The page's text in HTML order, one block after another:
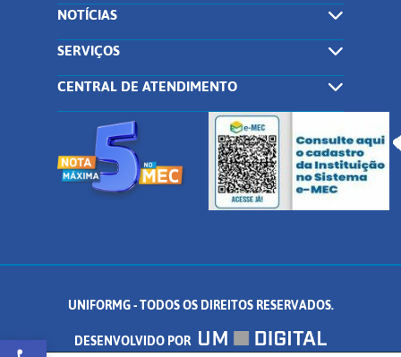
NOTÍCIAS
SERVIÇOS
CENTRAL DE ATENDIMENTO
UNIFORMG - TODOS OS DIREITOS RESERVADOS.
DESENVOLVIDO POR